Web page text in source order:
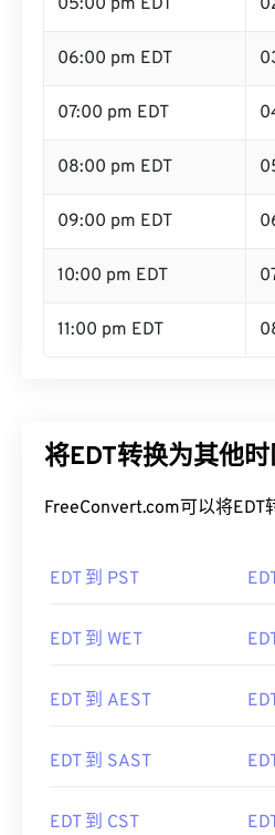
05:00 pm EDT
06:00 pm EDT
07:00 pm EDT
08:00 pm EDT
09:00 pm EDT
10:00 pm EDT
11:00 pm EDT
将EDT转换为其他
FreeConvert.com可以将EDT
EDT 到 PST
EDT 到 WET
EDT 到 AEST
EDT 到 SAST
EDT 到 CST